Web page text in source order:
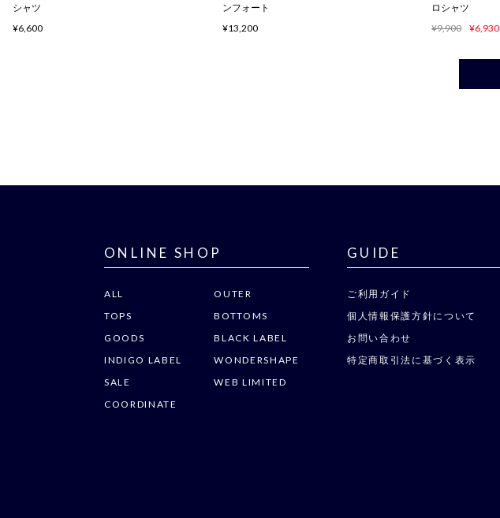
シャツ
¥6,600
ンフォート
¥13,200
ロシャツ
¥9,900
¥6,930
ONLINE SHOP
ALL
OUTER
TOPS
BOTTOMS
GOODS
BLACK LABEL
INDIGO LABEL
WONDERSHAPE
SALE
WEB LIMITED
COORDINATE
GUIDE
ご利用ガイド
個人情報保護方針について
お問い合わせ
特定商取引法に基づく表示